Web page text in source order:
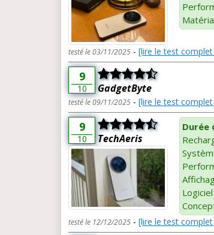
testé le 03/11/2025 - [lire le test
9
10 GadgetByte
testé le 09/11/2025 - [lire le test
9
10 TechAeris
Durée
testé le 12/12/2025 - [lire le test